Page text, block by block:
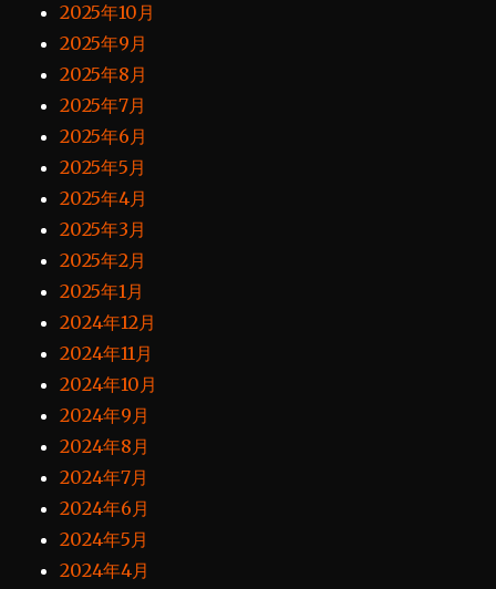
2025年10月
2025年9月
2025年8月
2025年7月
2025年6月
2025年5月
2025年4月
2025年3月
2025年2月
2025年1月
2024年12月
2024年11月
2024年10月
2024年9月
2024年8月
2024年7月
2024年6月
2024年5月
2024年4月